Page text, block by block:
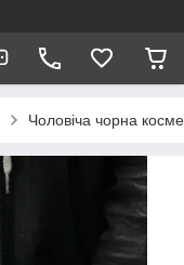
Чоловіча чорна